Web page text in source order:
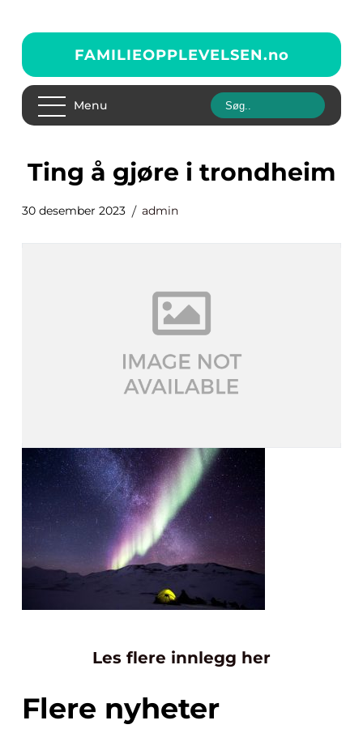
FAMILIEOPPLEVELSEN.no
Menu
ting å gjøre i trondheim
30 desember 2023 admin
Les flere innlegg her
Flere nyheter